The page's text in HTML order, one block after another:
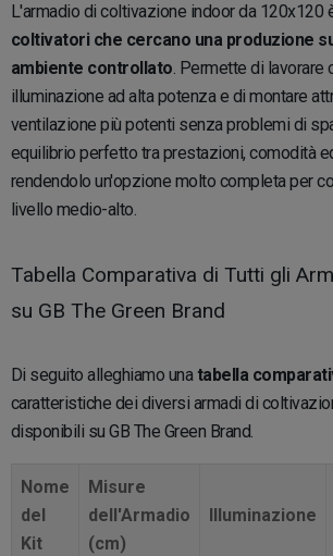
L'armadio di coltivazione indoor da 120x120
coltivatori che cercano una produzione
ambiente controllato. Permette di lavorare
illuminazione ad alta potenza e di montare
ventilazione più potenti senza problemi di
equilibrio perfetto tra prestazioni, comodità
rendendolo un'opzione molto completa per
livello medio-alto.
Tabella Comparativa di Tutti gli
su GB The Green Brand
Di seguito alleghiamo unatabella
caratteristiche dei diversi armadi di
disponibili su GB The Green Brand.
Nome
del
Kit
Misure
dell'Armadio
(cm)
Illuminazione